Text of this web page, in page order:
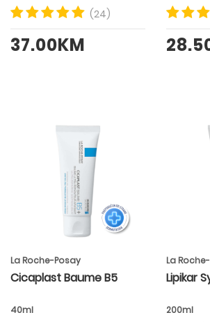
(24)
37.00KM
La Roche-Posay
Cicaplast Baume B5
40ml
La
Lipikar
200ml